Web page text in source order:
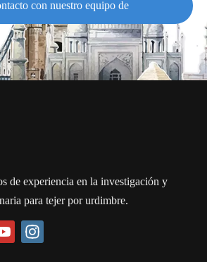
a la máquina raschel de alta velocidad con
de trama que hace que la estructura
hilos paralelos se mueva horizontalmente.
pueden usar hilo de fibra de vidrio u
telas se usan ampliamente como rejillas,
con nuestro equipo de
de experiencia en la investigación y
para tejer por urdimbre.